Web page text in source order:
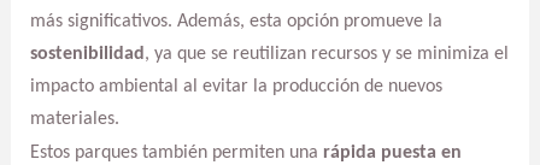
más significativos. Además, esta opción promueve la
sostenibilidad , ya que se reutilizan recursos y se minimiza el
impacto ambiental al evitar la producción de nuevos
materiales.
Estos parques también permiten una rápida puesta en